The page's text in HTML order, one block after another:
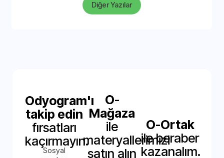
Diğer Yazılar
Odyogram'ı
takip edin
fırsatları
kaçırmayın.
Sosyal
O-
Mağaza
ile
materyallerimizi
satın alın
O-Ortak
ile beraber
kazanalım.